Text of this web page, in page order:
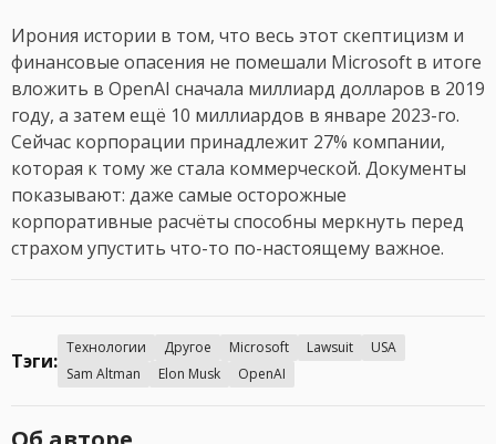
Ирония истории в том, что весь этот скептицизм и
финансовые опасения не помешали Microsoft в итоге
вложить в OpenAI сначала миллиард долларов в 2019
году, а затем ещё 10 миллиардов в январе 2023-го.
Сейчас корпорации принадлежит 27% компании,
которая к тому же стала коммерческой. Документы
показывают: даже самые осторожные
корпоративные расчёты способны меркнуть перед
страхом упустить что-то по-настоящему важное.
Тэги:
Технологии Другое Microsoft Lawsuit
USA
Sam Altman
Elon Musk OpenAI